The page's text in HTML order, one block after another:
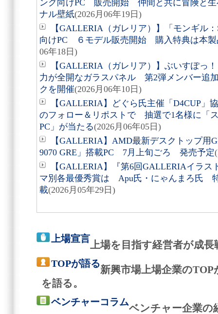
ング向けPC 販売開始 仲間と共に冒険と
ナル壁紙(2026月06年19日)
【GALLERIA（ガレリア）】「モンギル
向けPC ６モデル販売開始 購入特典は本製
06年18日)
【GALLERIA（ガレリア）】ぶいすぽっ
力が全開なガラスパネル 第2弾メンバー追
クを開催(2026月06年10日)
【GALLERIA】どぐら氏主催「D4CUP
のフォロー＆リポストで 抽選で1名様に「
PC」が当たる(2026月06年05日)
【GALLERIA】AMD最新デスクトップ
9070 GRE」搭載PC 7月上旬ごろ 発売予定
【GALLERIA】『第6回GALLERIAイラ
マ別各最優秀賞は Apu氏・にゃんまろ氏
載(2026月05年29日)
上場宣言
上場を目指す経営者が成
TOPが語る
新興市場上場企業の
を語る。
ベンチャーコラム
ベンチャー企業の